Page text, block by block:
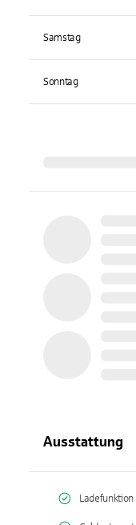
Samstag
Sonntag
Ausstattung